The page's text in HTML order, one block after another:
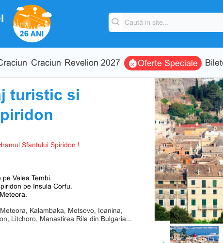
Craciun Revelion 2027 Oferte Speciale
turistic si
Sfantului Spiridon !
Valea Tembi.
pe Insula Corfu.
Kalambaka, Metsovo, Ioanina,
Litchoro, Manastirea Rila din Bulgaria...